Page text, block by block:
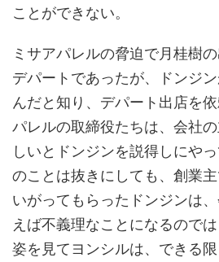
ことができない。
ミサアパレルの脅迫で月桂樹
デパートであったが、ドンジ
んだと知り、デパート出店を
パレルの取締役たちは、会社
しいとドンジンを説得しにや
のことは抜きにしても、創業
いがってもらったドンジンは
えば不義理なことになるので
姿を見てヨンシルは、できる